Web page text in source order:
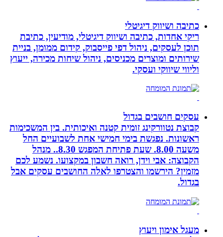
כתיבה ושיווק דיגיטלי
ריקי אחדות, כתיבה ושיווק דיגיטלי, מודיעין, כתיבת
תוכן לעסקים, ניהול דפי פייסבוק, קידום ממומן, בניית
שירותים ומוצרים מכניסים, ניהול שיחות מכירה, ייעוץ
וליווי שיווקי ועסקי.
עסקים חושבים בגדול
קבוצת נטוורקינג זומית קטנה ואיכותית. בין המשכימות
ראשונות. נפגשת בימי חמישי אחת לשבועיים החל
משעה 8.00. שעת פתיחת המפגש 8.30.. מנהל
הקבוצה: אבי וידן, רואה חשבון במקצועו. נשמע לכם
מזמין? הירשמו והצטרפו לאלה החושבים עסקים אבל
בגדול.
מעגל אימון ויעוץ